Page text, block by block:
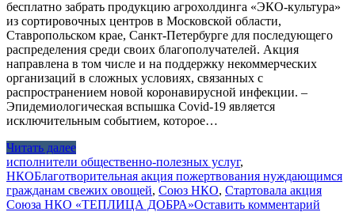
бесплатно забрать продукцию агрохолдинга «ЭКО-культура»
из сортировочных центров в Московской области,
Ставропольском крае, Санкт-Петербурге для последующего
распределения среди своих благополучателей. Акция
направлена в том числе и на поддержку некоммерческих
организаций в сложных условиях, связанных с
распространением новой коронавирусной инфекции. –
Эпидемиологическая вспышка Covid-19 является
исключительным событием, которое…
Читать далее
исполнители общественно-полезных услуг,
НКОБлаготворительная акция пожертвования нуждающимся
гражданам свежих овощей, Союз НКО, Стартовала акция
Союза НКО «ТЕПЛИЦА ДОБРА»Оставить комментарий